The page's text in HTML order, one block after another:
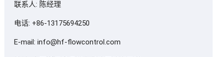
联系人: 陈经理
电话: +86-13175694250
E-mail: info@hf-flowcontrol.com